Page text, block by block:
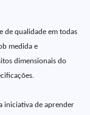
de qualidade em todas
medida e
dimensionais do
iniciativa de aprender